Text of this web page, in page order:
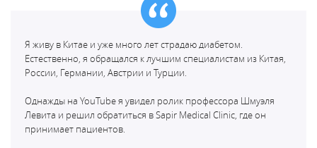
Я живу в Китае и уже много лет страдаю диабетом.
Естественно, я обращался к лучшим специалистам из Китая,
России, Германии, Австрии и Турции.
Однажды на YouTube я увидел ролик профессора Шмуэля
Левита и решил обратиться в Sapir Medical Clinic, где он
принимает пациентов.